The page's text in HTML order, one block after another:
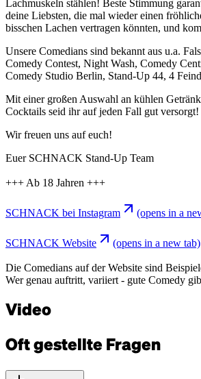
Lachmuskeln stählen! Beste Stimmung
deine Liebsten, die mal wieder einen
bisschen Lachen vertragen könnten, und
Unsere Comedians sind bekannt aus u.a.
Comedy Contest, Night Wash, Comedy
Comedy Studio Berlin, Stand-Up 44, 4
Mit einer großen Auswahl an kühlen
Cocktails seid ihr auf jeden Fall gut versorgt!
Wir freuen uns auf euch!
Euer SCHNACK Stand-Up Team
+++ Ab 18 Jahren +++
SCHNACK bei Instagram (opens in a
SCHNACK Website (opens in a new tab)
Die Comedians auf der Website sind
Wer genau auftritt, variiert - gute Comedy
Video
Oft gestellte Fragen